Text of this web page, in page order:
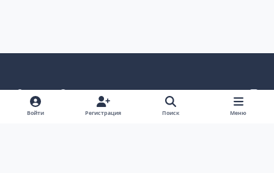
Светлый режим
Темный режим
Как в системе
v
k
Политика конфиденциальности
Войти Регистрация Поиск Меню